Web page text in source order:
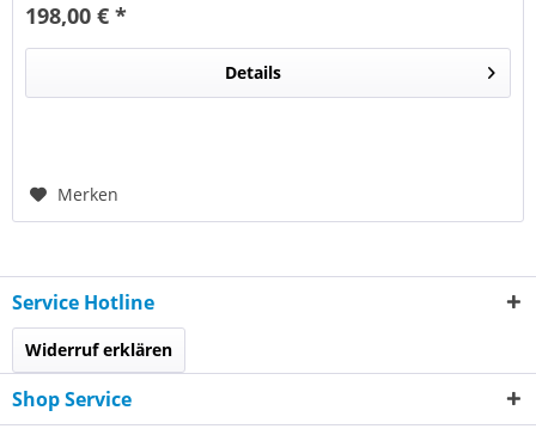
198,00 € *
Details
Merken
Service Hotline
Widerruf erklären
Shop Service